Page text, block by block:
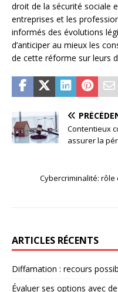
droit de la sécurité sociale
entreprises et les
informés des évolutions
d’anticiper au mieux les
de cette réforme sur leurs
Contentieux
assurer la
Cybercriminalité: rôle
ARTICLES RÉCENTS
Diffamation : recours
Évaluer ses options avec